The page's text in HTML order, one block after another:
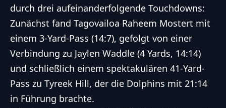
durch drei aufeinanderfolgende Touchdowns:
Zunächst fand Tagovailoa Raheem Mostert mit
einem 3-Yard-Pass (14:7), gefolgt von einer
Verbindung zu Jaylen Waddle (4 Yards, 14:14)
und schließlich einem spektakulären 41-Yard-
Pass zu Tyreek Hill, der die Dolphins mit 21:14
in Führung brachte.